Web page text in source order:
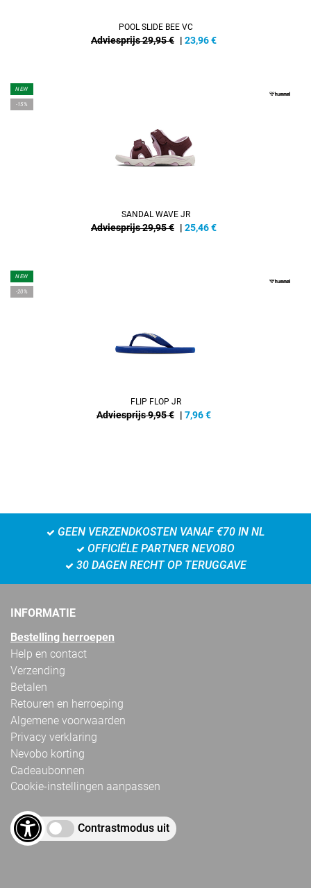
POOL SLIDE BEE VC
Adviesprijs 29,95 € | 23,96€
NEW
-15%
SANDAL WAVE JR
Adviesprijs 29,95 € | 25,46€
NEW
-20%
FLIP FLOP JR
Adviesprijs 9,95 € | 7,96€
GEEN VERZENDKOSTEN VANAF €70 IN NL
OFFICIËLE PARTNER NEVOBO
30 DAGEN RECHT OP TERUGGAVE
INFORMATIE
Bestelling herroepen
Help en contact
Verzending
Betalen
Retouren en herroeping
Algemene voorwaarden
Privacy verklaring
Nevobo korting
Cadeaubonnen
Cookie-instellingen aanpassen
Contrastmodus uit